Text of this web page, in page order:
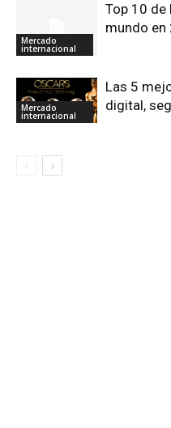
Mercado
internacional
Top 10
mundo en
Mercado
internacional
Las 5
digital,